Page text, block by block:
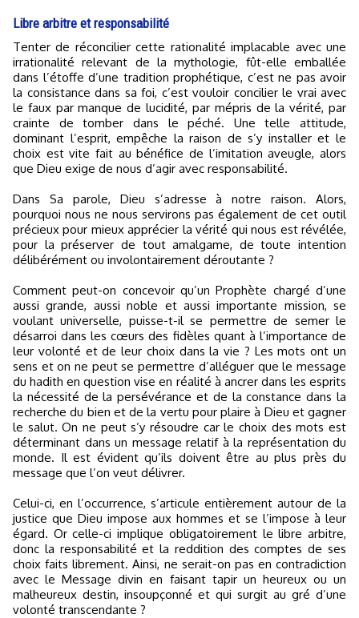
Libre arbitre et responsabilité
Tenter de réconcilier cette rationalité implacable avec une
irrationalité relevant de la mythologie, fût-elle emballée
dans l’étoffe d’une tradition prophétique, c’est ne pas avoir
la consistance dans sa foi, c’est vouloir concilier le vrai avec
le faux par manque de lucidité, par mépris de la vérité, par
crainte de tomber dans le péché. Une telle attitude,
dominant l’esprit, empêche la raison de s’y installer et le
choix est vite fait au bénéfice de l’imitation aveugle, alors
que Dieu exige de nous d’agir avec responsabilité.
Dans Sa parole, Dieu s’adresse à notre raison. Alors,
pourquoi nous ne nous servirons pas également de cet outil
précieux pour mieux apprécier la vérité qui nous est révélée,
pour la préserver de tout amalgame, de toute intention
délibérément ou involontairement déroutante ?
Comment peut-on concevoir qu’un Prophète chargé d’une
aussi grande, aussi noble et aussi importante mission, se
voulant universelle, puisse-t-il se permettre de semer le
désarroi dans les cœurs des fidèles quant à l’importance de
leur volonté et de leur choix dans la vie ? Les mots ont un
sens et on ne peut se permettre d’alléguer que le message
du hadith en question vise en réalité à ancrer dans les esprits
la nécessité de la persévérance et de la constance dans la
recherche du bien et de la vertu pour plaire à Dieu et gagner
le salut. On ne peut s’y résoudre car le choix des mots est
déterminant dans un message relatif à la représentation du
monde. Il est évident qu’ils doivent être au plus près du
message que l’on veut délivrer.
Celui-ci, en l’occurrence, s’articule entièrement autour de la
justice que Dieu impose aux hommes et se l’impose à leur
égard. Or celle-ci implique obligatoirement le libre arbitre,
donc la responsabilité et la reddition des comptes de ses
choix faits librement. Ainsi, ne serait-on pas en contradiction
avec le Message divin en faisant tapir un heureux ou un
malheureux destin, insoupçonné et qui surgit au gré d’une
volonté transcendante ?